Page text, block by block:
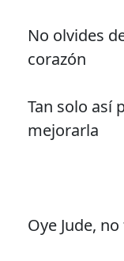
No olvides
corazón
Tan solo así
mejorarla
Oye Jude,